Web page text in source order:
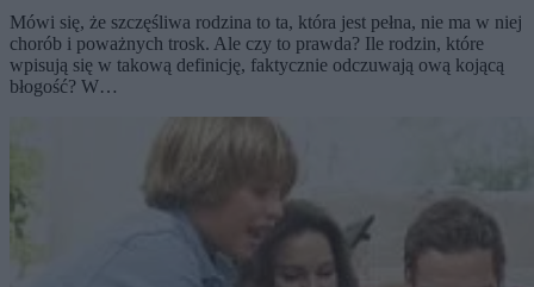
Mówi się, że szczęśliwa rodzina to ta, która jest pełna, nie ma w niej
chorób i poważnych trosk. Ale czy to prawda? Ile rodzin, które
wpisują się w takową definicję, faktycznie odczuwają ową kojącą
błogość? W…